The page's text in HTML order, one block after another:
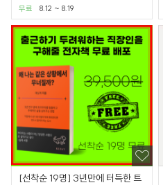
8.12 ~ 8.19
무료
[선착순 19명] 3년만에 터득한 트